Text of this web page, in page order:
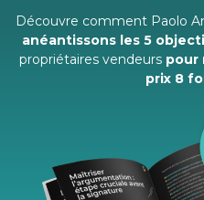
portefeuille peut me
objectif de vente ?
ai-je suffisamment de
Mais l’analyse doit être
Car, elle est d’autant plus
responsable d’agence ou un
Découvre comment Paolo
anéantissons les 5
propriétaires vendeurs pour
prix 8